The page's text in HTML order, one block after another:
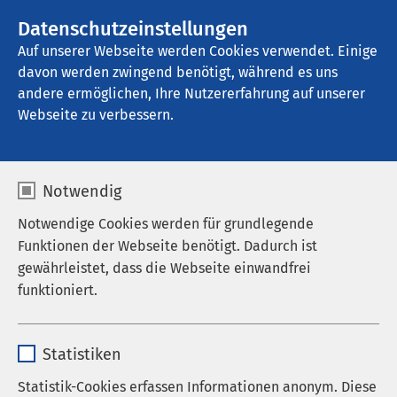
Datenschutzeinstellungen
Auf unserer Webseite werden Cookies verwendet. Einige
davon werden zwingend benötigt, während es uns
andere ermöglichen, Ihre Nutzererfahrung auf unserer
Webseite zu verbessern.
Notwendig
Notwendige Cookies werden für grundlegende
Funktionen der Webseite benötigt. Dadurch ist
gewährleistet, dass die Webseite einwandfrei
funktioniert.
Anbieter sgalinski
Statistiken
Statistik-Cookies erfassen Informationen anonym. Diese
AMEOS Poliklinikum Woldegk